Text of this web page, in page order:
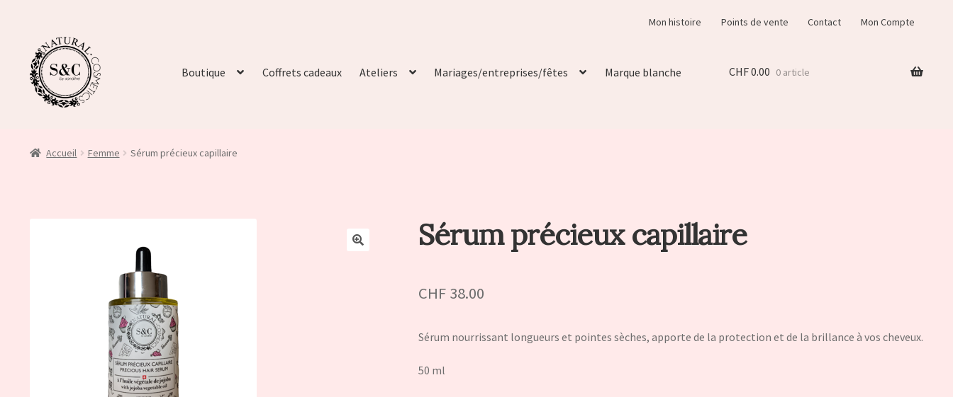
Mon histoire Points de vente Contact Mon Compte
Boutique Coffrets cadeaux Ateliers Mariages/entreprises/fêtes Marque blanche CHF0.00 0 article
Accueil Femme Sérum précieux capillaire
Sérum précieux capillaire
CHF38.00
Sérum nourrissant longueurs et pointes sèches, apporte de la protection et de la brillance à vos cheveux.
50 ml